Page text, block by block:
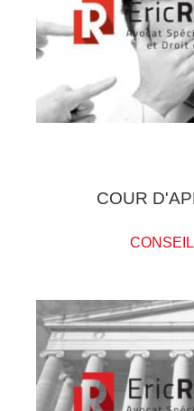
COUR
CONSEIL